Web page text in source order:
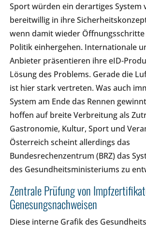
Sport würden ein derartiges System
bereitwillig in ihre
wenn damit wieder Öffnungsschritte
Politik einhergehen. Internationale
Anbieter präsentieren ihre eID-
Lösung des Problems. Gerade die
ist hier stark vertreten. Was auch
System am Ende das Rennen
hoffen auf breite Verbreitung als
Gastronomie, Kultur, Sport und
Österreich scheint allerdings das
Bundesrechenzentrum (BRZ) das
des Gesundheitsministeriums zu
Zentrale Prüfung von
Genesungsnachweisen
Diese interne Grafik des